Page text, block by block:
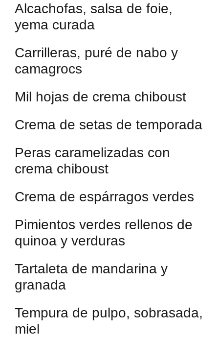
Alcachofas, salsa de foie,
yema curada
Carrilleras, puré de nabo y
camagrocs
Mil hojas de crema chiboust
Crema de setas de temporada
Peras caramelizadas con
crema chiboust
Crema de espárragos verdes
Pimientos verdes rellenos de
quinoa y verduras
Tartaleta de mandarina y
granada
Tempura de pulpo, sobrasada,
miel